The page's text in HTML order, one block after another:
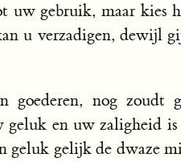
uw gebruik, maar kies
u verzadigen, dewijl
goederen, nog
geluk en uw zaligheid
geluk gelijk de dwaze